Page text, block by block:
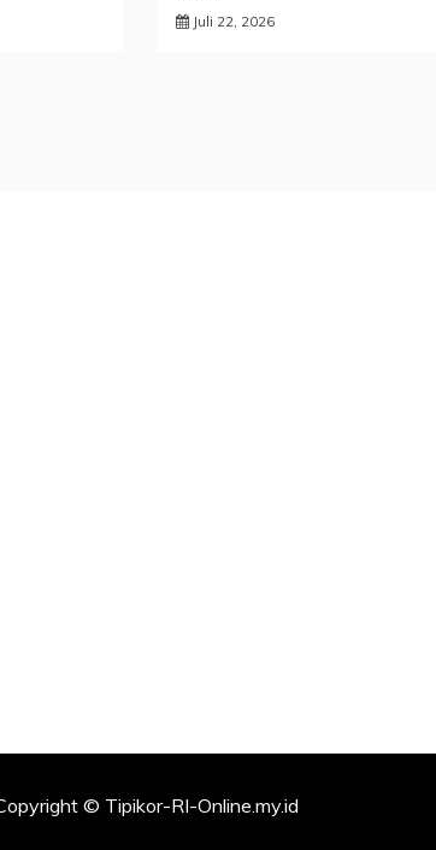
Juli 22, 2026
© Tipikor-RI-Online.my.id